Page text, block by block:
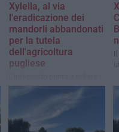
Xylella, al via
l'eradicazione dei
mandorli abbandonati
per la tutela
dell'agricoltura
pugliese
focolai d’infezione e a